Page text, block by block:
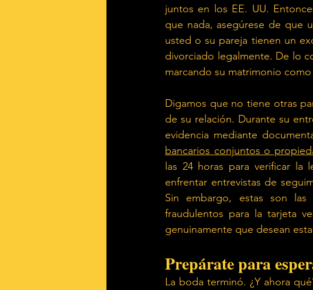
juntos en los EE. UU.
que nada, asegúrese de que
usted o su pareja tienen un
divorciado legalmente. De lo
marcando su matrimonio
Digamos que no tiene otras
de su relación. Durante su
evidencia mediante
bancarios conjuntos o
las 24 horas para verificar la
enfrentar entrevistas de
Sin embargo, estas son las
fraudulentos para la tarjeta
genuinamente que desean
Prepárate para
La boda terminó. ¿Y ahora